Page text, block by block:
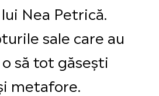
Nea Petrică.
sale care au
să tot găsești
metafore.